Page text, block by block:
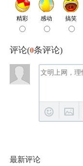
评论(0条评论)
最新评论